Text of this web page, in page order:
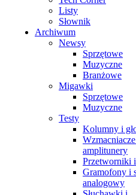
Listy
Słownik
Archiwum
Newsy
Sprzętowe
Muzyczne
Branżowe
Migawki
Sprzętowe
Muzyczne
Testy
Kolumny i
amplitunery
Przetworniki
Gramofony i
analogowy